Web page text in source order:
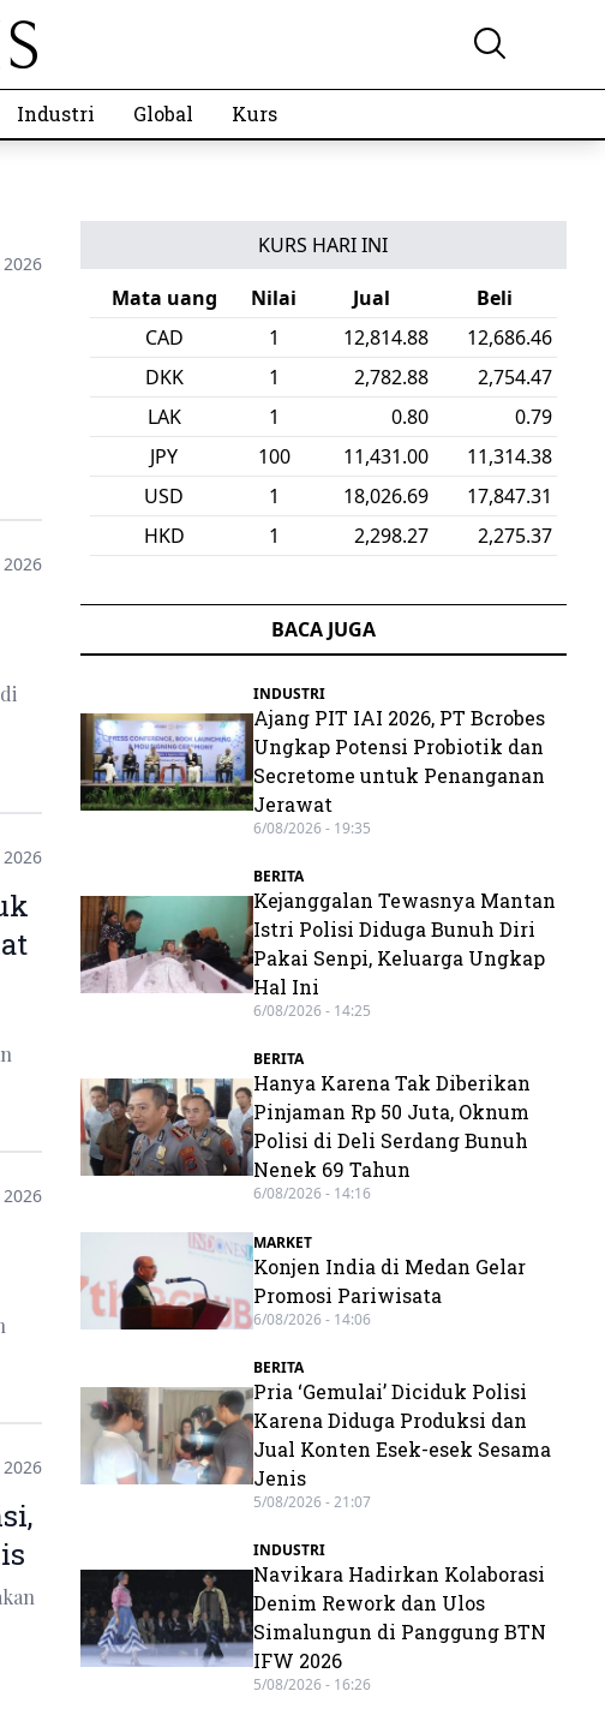
Industri Global Kurs
2026
KURS HARI INI
Mata uang
Nilai Jual
Beli
CAD
1 12,814.88
12,686.46
DKK
1 2,782.88
2,754.47
LAK
1 0.80
0.79
JPY
100 11,431.00
11,314.38
USD
1 18,026.69
17,847.31
HKD
1 2,298.27 2,275.37
BACA JUGA
INDUSTRI
Ajang PIT IAI 2026, PT Bcrobes
Ungkap Potensi Probiotik dan
Secretome untuk Penanganan
Jerawat
6/08/2026 - 19:35
BERITA
Kejanggalan Tewasnya Mantan
Istri Polisi Diduga Bunuh Diri
Pakai Senpi, Keluarga Ungkap
Hal Ini
6/08/2026 - 14:25
BERITA
Hanya Karena Tak Diberikan
Pinjaman Rp 50 Juta, Oknum
Polisi di Deli Serdang Bunuh
Nenek 69 Tahun
6/08/2026 - 14:16
MARKET
Konjen India di Medan Gelar
Promosi Pariwisata
6/08/2026 - 14:06
BERITA
Pria ‘Gemulai’ Diciduk Polisi
Karena Diduga Produksi dan
Jual Konten Esek-esek Sesama
Jenis
5/08/2026 - 21:07
INDUSTRI
Navikara Hadirkan Kolaborasi
Denim Rework dan Ulos
Simalungun di Panggung BTN
IFW 2026
5/08/2026 - 16:26